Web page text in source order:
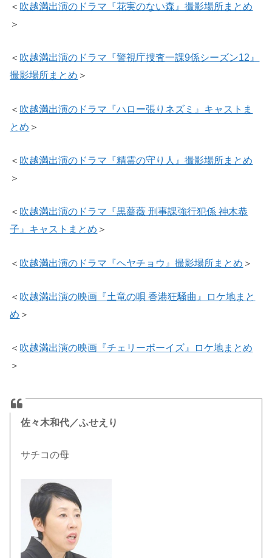
＜ 吹越満出演のドラマ『花実のない森』撮影場所まとめ
＞
＜ 吹越満出演のドラマ『警視庁捜査一課9係シーズン12』
撮影場所まとめ ＞
＜ 吹越満出演のドラマ『ハロー張りネズミ』キャストま
とめ ＞
＜ 吹越満出演のドラマ『精霊の守り人』撮影場所まとめ
＞
＜ 吹越満出演のドラマ『黒薔薇 刑事課強行犯係 神木恭
子』キャストまとめ ＞
＜ 吹越満出演のドラマ『ヘヤチョウ』撮影場所まとめ ＞
＜ 吹越満出演の映画『土竜の唄 香港狂騒曲』ロケ地まと
め ＞
＜ 吹越満出演の映画『チェリーボーイズ』ロケ地まとめ
＞
佐々木和代／ふせえり
サチコの母